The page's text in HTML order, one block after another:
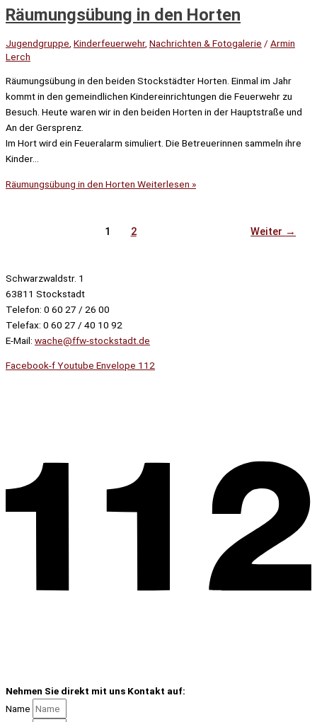
Räumungsübung in den Horten
Jugendgruppe Kinderfeuerwehr, Nachrichten & Fotogalerie / Armin
Lerch
Räumungsübung in den beiden Stockstädter Horten. Einmal im Jahr
kommt in den gemeindlichen Kindereinrichtungen die Feuerwehr zu
Besuch. Heute waren wir in den beiden Horten in der Hauptstraße und
An der Gersprenz.
Im Hort wird ein Feueralarm simuliert. Die Betreuerinnen sammeln ihre
Kinder…
Räumungsübung in den Horten Weiterlesen »
1 2 Weiter →
Schwarzwaldstr. 1
63811 Stockstadt
Telefon: 0 60 27 / 26 00
Telefax: 0 60 27 / 40 10 92
E-Mail: wache@ffw-stockstadt.de
Facebook-fYoutube Envelope 112
Nehmen Sie direkt mit uns Kontakt auf:
Name